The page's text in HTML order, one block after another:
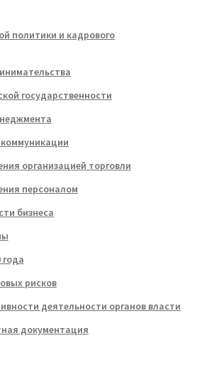
политики и кадрового
государственности
организацией торговли
персоналом
бизнеса
года
рисков
деятельности органов власти
документация